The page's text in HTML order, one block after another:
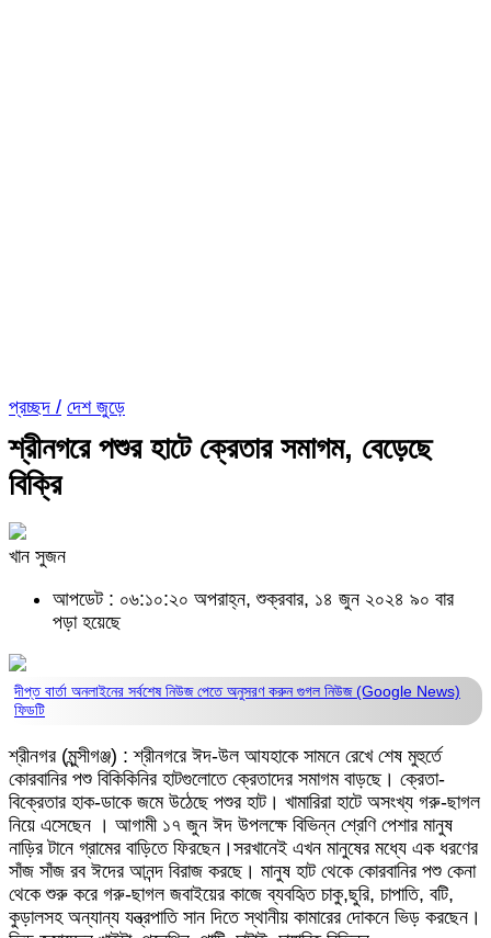
প্রচ্ছদ / দেশ জুড়ে
শ্রীনগরে পশুর হাটে ক্রেতার সমাগম, বেড়েছে
বিক্রি
খান সুজন
আপডেট : ০৬:১০:২০ অপরাহ্ন, শুক্রবার, ১৪ জুন ২০২৪ ৯০ বার
পড়া হয়েছে
দীপ্ত বার্তা অনলাইনের সর্বশেষ নিউজ পেতে অনুসরণ করুনগুগল নিউজ (Google News)
ফিডটি
শ্রীনগর (মুন্সীগঞ্জ) : শ্রীনগরে ঈদ-উল আযহাকে সামনে রেখে শেষ মুহুর্তে
কোরবানির পশু বিকিকিনির হাটগুলোতে ক্রেতাদের সমাগম বাড়ছে। ক্রেতা-
বিক্রেতার হাক-ডাকে জমে উঠেছে পশুর হাট। খামারিরা হাটে অসংখ্য গরু-ছাগল
নিয়ে এসেছেন । আগামী ১৭ জুন ঈদ উপলক্ষে বিভিন্ন শ্রেণি পেশার মানুষ
নাড়ির টানে গ্রামের বাড়িতে ফিরছেন।সরখানেই এখন মানুষের মধ্যে এক ধরণের
সাঁজ সাঁজ রব ঈদের আনন্দ বিরাজ করছে। মানুষ হাট থেকে কোরবানির পশু কেনা
থেকে শুরু করে গরু-ছাগল জবাইয়ের কাজে ব্যবহিৃত চাকু,ছুরি, চাপাতি, বটি,
কুড়ালসহ অন্যান্য যন্ত্রপাতি সান দিতে স্থানীয় কামারের দোকনে ভিড় করছেন।